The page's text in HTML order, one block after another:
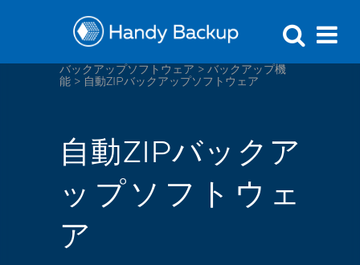
バックアップソフトウェア > バックアップ機
能 > 自動ZIPバックアップソフトウェア
自動ZIPバックア
ップソフトウェ
ア